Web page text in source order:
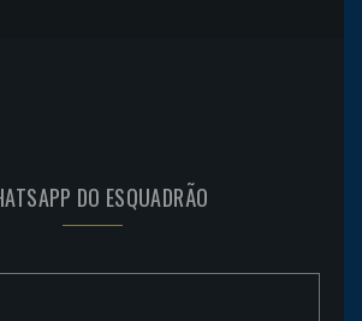
DO ESQUADRÃO